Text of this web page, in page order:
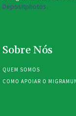
Depositphotos.
Sobre Nós
QUEM SOMOS
COMO APOIAR O